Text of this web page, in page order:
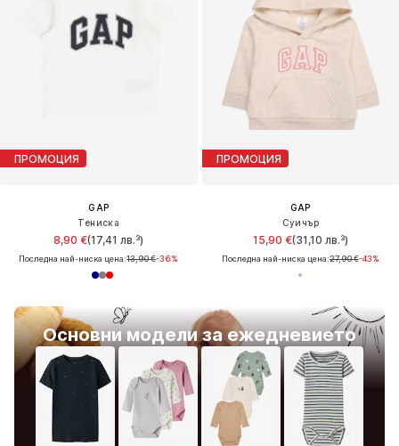
ПРОМОЦИЯ
GAP
Тениска
8,90 €(17,41 лв.³)
Последна най-ниска цена:13,90 €-36%
Основни модели за ежедневието
ПРОМОЦИЯ
GAP
Суичър
15,90 €(31,10 лв.³)
Последна най-ниска цена:27,90 €-43%